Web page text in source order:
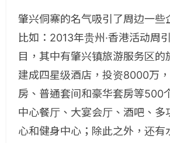
肇兴侗寨的名气吸引了周边一些
比如：2013年贵州·香港活动周
目，其中有肇兴镇旅游服务区的
建成四星级酒店，投资8000万
房、普通套间和豪华套房等500
中心餐厅、大宴会厅、酒吧、多
心和健身中心；除此之外，还有